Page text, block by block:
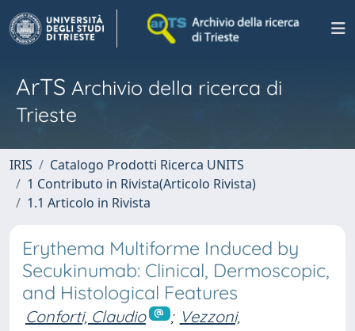
ArTS Archivio della ricerca di
Trieste
IRIS
Catalogo Prodotti Ricerca UNITS
1 Contributo in Rivista(Articolo Rivista)
1.1 Articolo in Rivista
Erythema Multiforme Induced by
Secukinumab: Clinical, Dermoscopic,
and Histological Features
Conforti, Claudio ; Vezzoni,